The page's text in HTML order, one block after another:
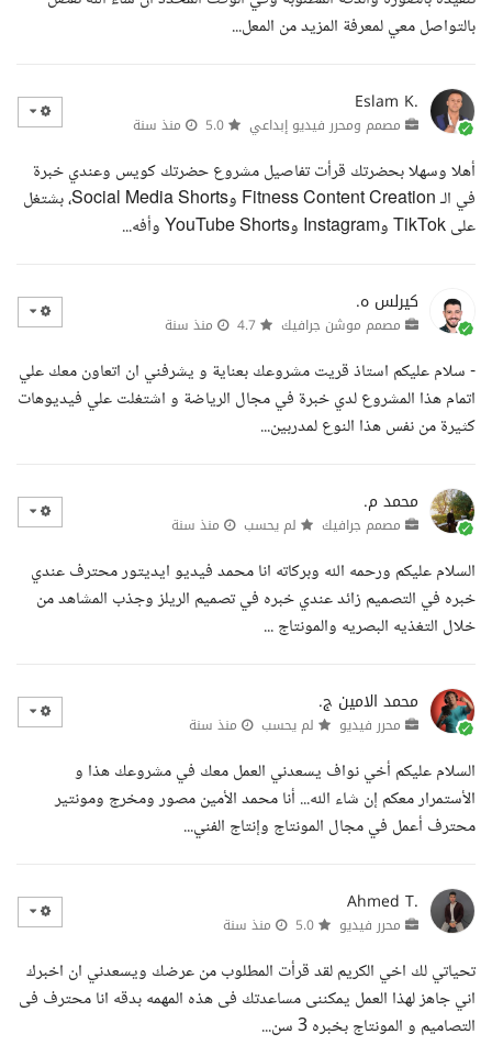
بالتواصل معي لمعرفة المزيد من المعل...
Eslam K.
مصمم ومحرر فيديو إبداعي منذ سنة
أهلا وسهلا بحضرتك قرأت تفاصيل مشروع حضرتك كويس وعندي خبرة
في الـ Fitness Content Creation وSocial Media Shorts، بشتغل
على TikTok وInstagram وYouTube Shorts وأفه...
كيرلس ه.
مصمم موشن جرافيك منذ سنة
- سلام عليكم استاذ قريت مشروعك بعناية و يشرفني ان اتعاون معك علي
اتمام هذا المشروع لدي خبرة في مجال الرياضة و اشتغلت علي فيديوهات
كثيرة من نفس هذا النوع لمدربين...
محمد م.
مصمم جرافيك لم يحسب منذ سنة
السلام عليكم ورحمه الله وبركاته انا محمد فيديو ايديتور محترف عندي
خبره في التصميم زائد عندي خبره في تصميم الريلز وجذب المشاهد من
خلال التغذيه البصريه والمونتاج ...
محمد الامين ج.
محرر فيديو لم يحسب منذ سنة
السلام عليكم أخي نواف يسعدني العمل معك في مشروعك هذا و
الأستمرار معكم إن شاء الله... أنا محمد الأمين مصور ومخرج ومونتير
محترف أعمل في مجال المونتاج وإنتاج الفني...
Ahmed T.
محرر فيديو منذ سنة
تحياتي لك اخي الكريم لقد قرأت المطلوب من عرضك ويسعدني ان اخبرك
اني جاهز لهذا العمل يمكننى مساعدتك فى هذه المهمه بدقه انا محترف فى
التصاميم و المونتاج بخبره 3 سن...